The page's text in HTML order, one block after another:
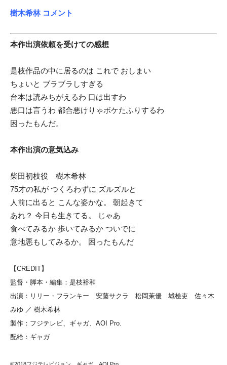
樹木希林 コメント
本作出演依頼を受けての感想
是枝作品の中に居るのは これで おしまい
ちょいと ブラブラしすぎる
台本は読みちがえるわ 口は出すわ
悪口は言うわ 都合悪けりゃボケたふりするわ
困ったもんだ。
本作出演の意気込み
柴田初枝役 樹木希林
75才の私が つくろわずに ズルズルと
人前に出ると こんな姿かな。 朝起きて
あれ？ 今日も生きてる。 じゃあ
食べてみるか 歩いてみるか ついでに
意地悪もしてみるか。 困ったもんだ
【CREDIT】
監督・脚本・編集：是枝裕和
出演：リリー・フランキー 安藤サクラ 松岡茉優 城桧吏 佐々木
みゆ ／ 樹木希林
製作：フジテレビ、ギャガ、AOI Pro.
配給：ギャガ
©2018フジテレビジョン ギャガ AOI Pro.